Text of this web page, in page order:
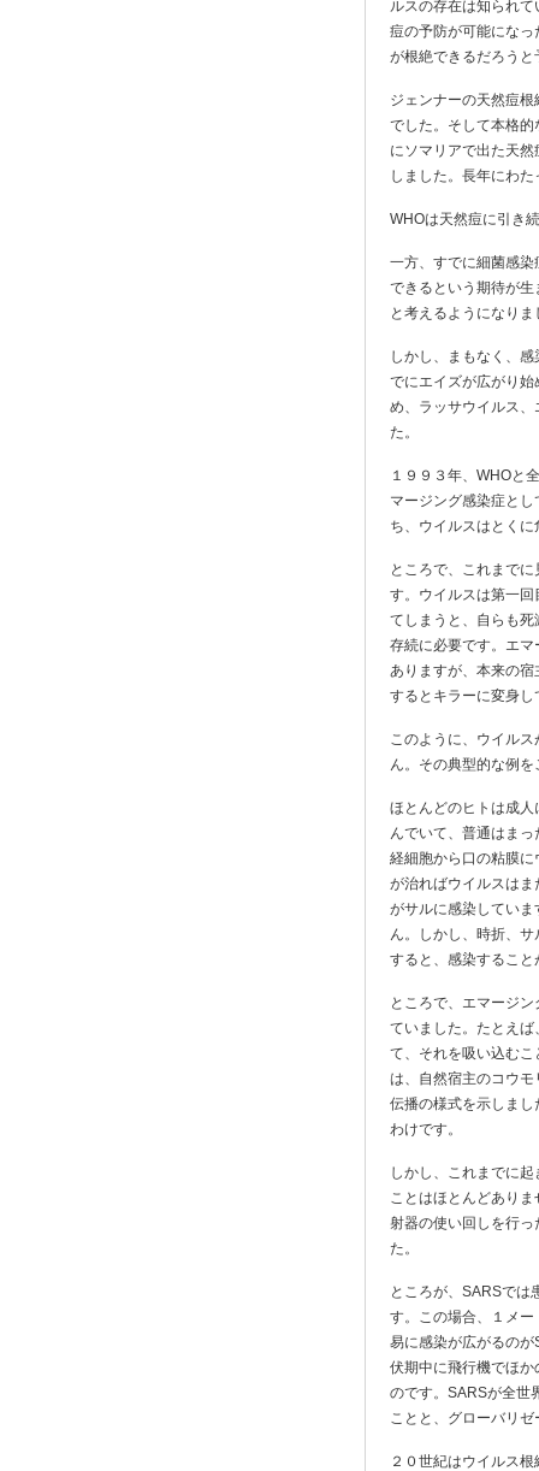
ルスの存在は知られ
痘の予防が可能にな
が根絶できるだろう
ジェンナーの天然痘
でした。そして本格
にソマリアで出た天
しました。長年にわ
WHOは天然痘に引き
一方、すでに細菌感
できるという期待が
と考えるようになり
しかし、まもなく、
でにエイズが広がり
め、ラッサウイルス
た。
１９９３年、WHOと
マージング感染症と
ち、ウイルスはとく
ところで、これまで
す。ウイルスは第一
てしまうと、自らも
存続に必要です。エ
ありますが、本来の
するとキラーに変身し
このように、ウイル
ん。その典型的な例
ほとんどのヒトは成
んでいて、普通はま
経細胞から口の粘膜
が治ればウイルスは
がサルに感染してい
ん。しかし、時折、
すると、感染するこ
ところで、エマージ
ていました。たとえ
て、それを吸い込む
は、自然宿主のコウ
伝播の様式を示しま
わけです。
しかし、これまでに
ことはほとんどあり
射器の使い回しを行
た。
ところが、SARSでは
す。この場合、１メ
易に感染が広がるの
伏期中に飛行機でほ
のです。SARSが全世
ことと、グローバリ
２０世紀はウイルス